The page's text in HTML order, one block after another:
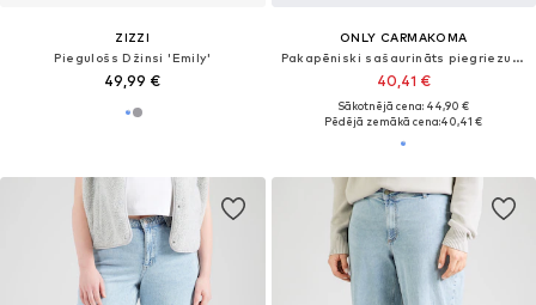
ZIZZI
Piegulošs Džinsi 'Emily'
49,99 €
ONLY CARMAKOMA
Pakapēniski sašaurināts piegriezums Džinsi
40,41 €
Sākotnējā cena: 44,90 €
Pēdējā zemākā cena:40,41 €